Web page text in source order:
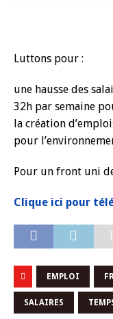
Luttons pour :
une hausse des
32h par semaine
la création
pour
Pour un front uni
Clique ici pour
EMPLOI
SALAIRES